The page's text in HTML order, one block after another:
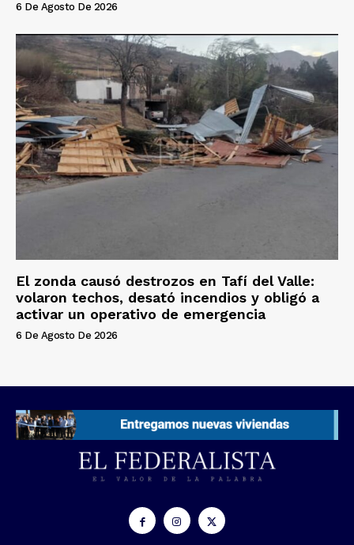
6 De Agosto De 2026
El zonda causó destrozos en Tafí del Valle:
volaron techos, desató incendios y obligó a
activar un operativo de emergencia
6 De Agosto De 2026